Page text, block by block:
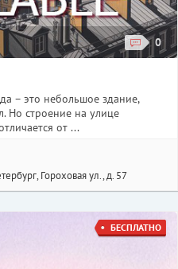
0
– это небольшое здание,
Но строение на улице
от ...
Гороховая ул., д. 57
БЕСПЛАТНО